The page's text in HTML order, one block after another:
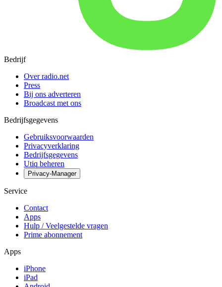
Bedrijf
Over radio.net
Press
Bij ons adverteren
Broadcast met ons
Bedrijfsgegevens
Gebruiksvoorwaarden
Privacyverklaring
Bedrijfsgegevens
Utiq beheren
Privacy-Manager
Service
Contact
Apps
Hulp / Veelgestelde vragen
Prime abonnement
Apps
iPhone
iPad